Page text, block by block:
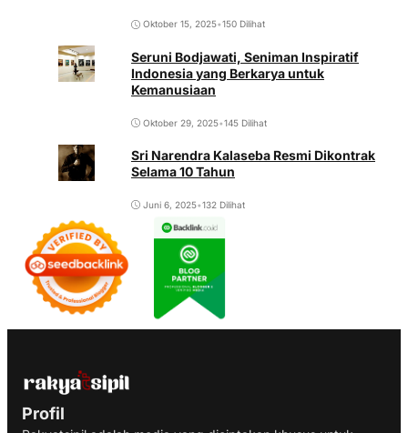
Oktober 15, 2025•150 Dilihat
Seruni Bodjawati, Seniman Inspiratif
Indonesia yang Berkarya untuk
Kemanusiaan
Oktober 29, 2025•145 Dilihat
Sri Narendra Kalaseba Resmi Dikontrak
Selama 10 Tahun
Juni 6, 2025•132 Dilihat
Profil